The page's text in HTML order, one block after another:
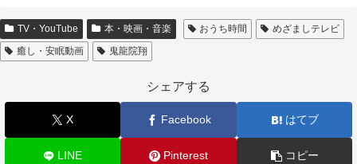
TV・YouTube 本・映画・音楽 おうち時間
めざましテレビ
癒し・安眠動画
鬼龍院翔
シェアする
X Facebook はてブ
LINE Pinterest コピー